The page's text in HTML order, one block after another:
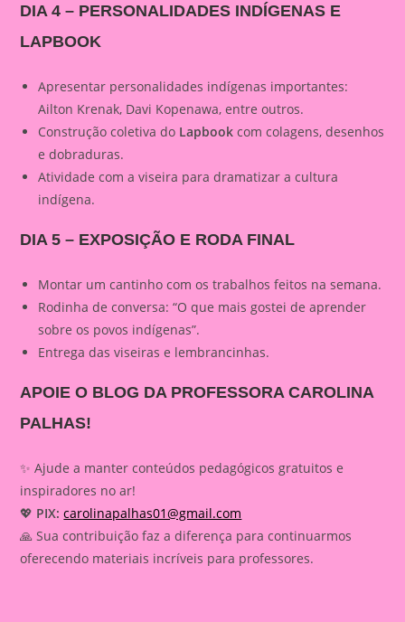
DIA 4 – PERSONALIDADES INDÍGENAS E
LAPBOOK
Apresentar personalidades indígenas importantes:
Ailton Krenak, Davi Kopenawa, entre outros.
Construção coletiva do Lapbook com colagens, desenhos
e dobraduras.
Atividade com a viseira para dramatizar a cultura
indígena.
DIA 5 – EXPOSIÇÃO E RODA FINAL
Montar um cantinho com os trabalhos feitos na semana.
Rodinha de conversa: “O que mais gostei de aprender
sobre os povos indígenas”.
Entrega das viseiras e lembrancinhas.
APOIE O BLOG DA PROFESSORA CAROLINA
PALHAS!
✨ Ajude a manter conteúdos pedagógicos gratuitos e
inspiradores no ar!
💖 PIX: carolinapalhas01@gmail.com
🙏 Sua contribuição faz a diferença para continuarmos
oferecendo materiais incríveis para professores.